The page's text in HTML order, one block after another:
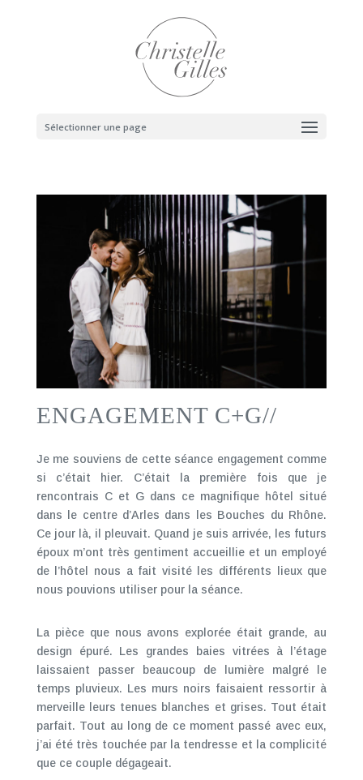
Sélectionner une page
ENGAGEMENT C+G//
Je me souviens de cette séance engagement comme
si c’était hier. C’était la première fois que je
rencontrais C et G dans ce magnifique hôtel situé
dans le centre d’Arles dans les Bouches du Rhône.
Ce jour là, il pleuvait. Quand je suis arrivée, les futurs
époux m’ont très gentiment accueillie et un employé
de l’hôtel nous a fait visité les différents lieux que
nous pouvions utiliser pour la séance.
La pièce que nous avons explorée était grande, au
design épuré. Les grandes baies vitrées à l’étage
laissaient passer beaucoup de lumière malgré le
temps pluvieux. Les murs noirs faisaient ressortir à
merveille leurs tenues blanches et grises. Tout était
parfait. Tout au long de ce moment passé avec eux,
j’ai été très touchée par la tendresse et la complicité
que ce couple dégageait.